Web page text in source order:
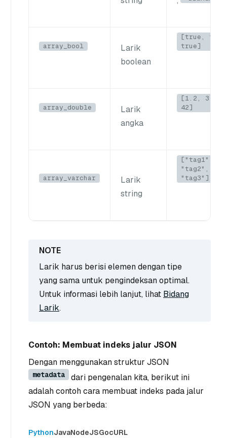
array_bool
Larik
boolean
[true,
true]
array_double
Larik
angka
[1.2, 3.14,
42]
array_varchar
Larik
string
["tag1",
"tag2",
"tag3"]
Larik harus berisi elemen dengan tipe
yang sama untuk pengindeksan optimal.
Untuk informasi lebih lanjut, lihat Bidang
Larik.
Contoh: Membuat indeks jalur JSON
Dengan menggunakan struktur JSON
metadata
dari pengenalan kita, berikut ini
adalah contoh cara membuat indeks pada jalur
JSON yang berbeda:
PythonJavaNodeJSGocURL